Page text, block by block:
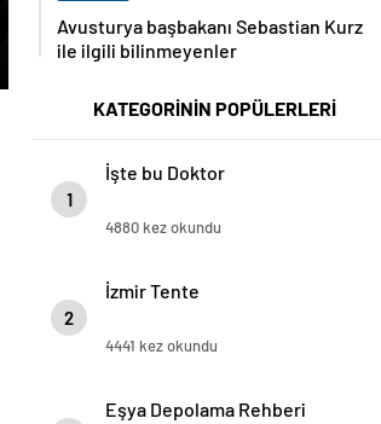
Avusturya başbakanı Sebastian Kurz
ile ilgili bilinmeyenler
KATEGORİNİN POPÜLERLERİ
1
İşte bu Doktor
4880 kez okundu
2
İzmir Tente
4441 kez okundu
Eşya Depolama Rehberi